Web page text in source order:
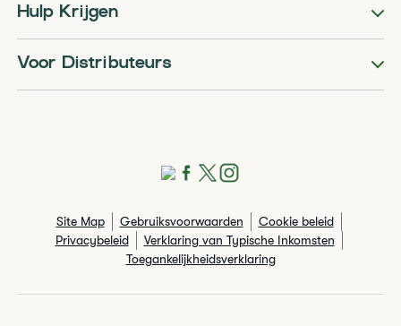
Hulp Krijgen
Voor Distributeurs
Site Map Gebruiksvoorwaarden
Cookie beleid
Privacybeleid
Verklaring van Typische Inkomsten
Toegankelijkheidsverklaring